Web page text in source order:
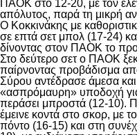
ΠΑΟΚ στο 12-20, με τον
απόλυτος, παρά τη μικρή
Ο Κοκκινάκης με
σε επτά σετ μπολ (17-24)
δίνοντας στον ΠΑΟΚ το
Στο δεύτερο σετ ο ΠΑΟΚ
παίρνοντας προβάδισμα
Σύρου αντέδρασε άμεσα
«ασπρόμαυρη» υποδοχή
περάσει μπροστά (12-10).
έμεινε κοντά στο σκορ, με
πόντο (16-15) και στη